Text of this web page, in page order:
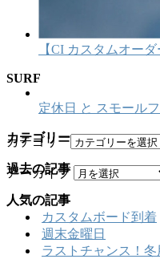
【CI カスタムオー
SURF
定休日 と スモール
カテゴリー
カテゴリー
過去の記事
アーカイブ
人気の記事
カスタムボード到着
週末金曜日
ラストチャンス！